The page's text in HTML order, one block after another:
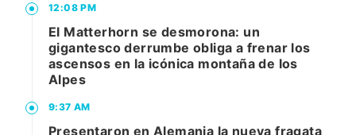
12:08 PM
El Matterhorn se desmorona: un
gigantesco derrumbe obliga a frenar los
ascensos en la icónica montaña de los
Alpes
9:37 AM
Presentaron en Alemania la nueva fragata